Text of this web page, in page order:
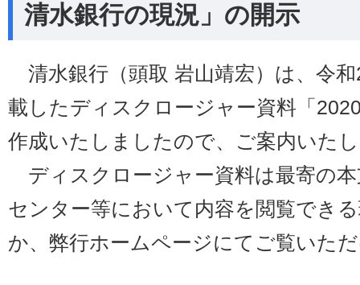
清水銀行の現況」の開示
清水銀行（頭取 岩山靖宏）は、令
載したディスクロージャー資料「
作成いたしましたので、ご案内いた
ディスクロージャー資料は最寄の
センター等において内容を閲覧でき
か、弊行ホームページにてご覧いた